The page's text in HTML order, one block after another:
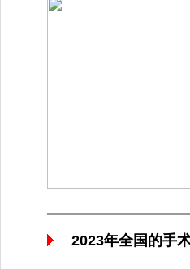
2023年全国的手